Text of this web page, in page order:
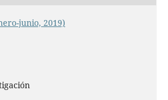
junio, 2019)